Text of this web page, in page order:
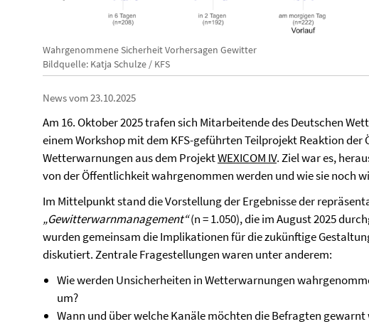
Wahrgenommene Sicherheit Vorhersagen Gewitter
Bildquelle: Katja Schulze / KFS
News vom 23.10.2025
Am 16. Oktober 2025 trafen sich Mitarbeitende des Deutschen
einem Workshop mit dem KFS-geführten Teilprojekt Reaktion
Wetterwarnungen aus dem ProjektWEXICOM IV. Ziel war es,
von der Öffentlichkeit wahrgenommen werden und wie sie noch
Im Mittelpunkt stand die Vorstellung der Ergebnisse der
„Gewitterwarnmanagement“(n = 1.050), die im August 2025
wurden gemeinsam die Implikationen für die zukünftige
diskutiert. Zentrale Fragestellungen waren unter anderem:
Wie werden Unsicherheiten in Wetterwarnungen
um?
Wann und über welche Kanäle möchten die Befragten